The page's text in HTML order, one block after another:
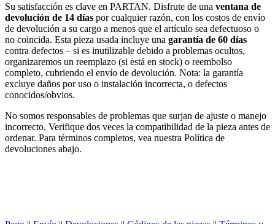
Su satisfacción es clave en PARTAN. Disfrute de una ventana de
devolución de 14 días por cualquier razón, con los costos de envío
de devolución a su cargo a menos que el artículo sea defectuoso o
no coincida. Esta pieza usada incluye una garantía de 60 días
contra defectos – si es inutilizable debido a problemas ocultos,
organizaremos un reemplazo (si está en stock) o reembolso
completo, cubriendo el envío de devolución. Nota: la garantía
excluye daños por uso o instalación incorrecta, o defectos
conocidos/obvios.
No somos responsables de problemas que surjan de ajuste o manejo
incorrecto. Verifique dos veces la compatibilidad de la pieza antes de
ordenar. Para términos completos, vea nuestra Política de
devoluciones abajo.